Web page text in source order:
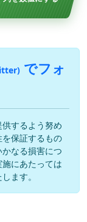
でフォ
するよう努め
保証するもの
なる損害につ
にあたっては
ます。